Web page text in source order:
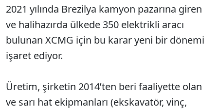
2021 yılında Brezilya kamyon pazarına giren
ve halihazırda ülkede 350 elektrikli aracı
bulunan XCMG için bu karar yeni bir dönemi
işaret ediyor.
Üretim, şirketin 2014’ten beri faaliyette olan
ve sarı hat ekipmanları (ekskavatör, vinç,